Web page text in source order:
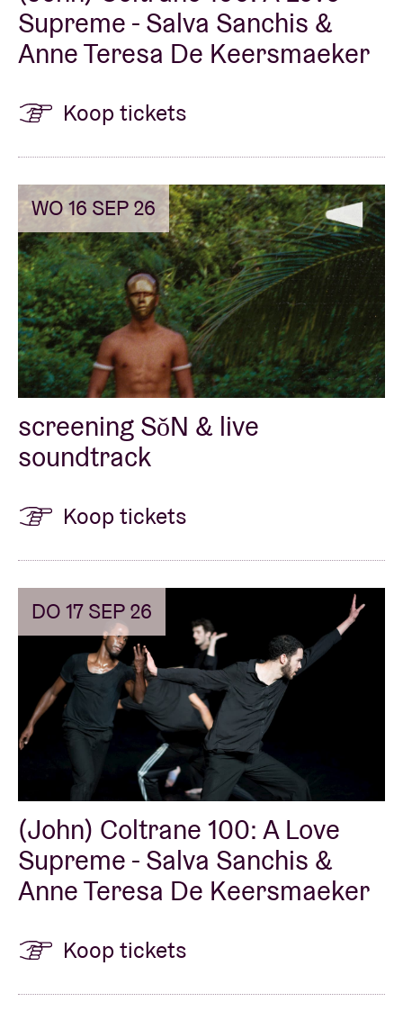
Supreme - Salva Sanchis &
Anne Teresa De Keersmaeker
Koop tickets
WO 16 SEP 26
screening SǒN & live
soundtrack
Koop tickets
DO 17 SEP 26
(John) Coltrane 100: A Love
Supreme - Salva Sanchis &
Anne Teresa De Keersmaeker
Koop tickets